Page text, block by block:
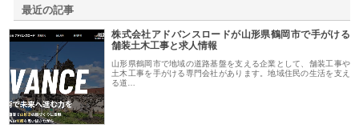
最近の記事
株式会社アドバンスロードが山形県鶴岡市で手がける
舗装土木工事と求人情報
山形県鶴岡市で地域の道路基盤を支える企業として、舗装工事や
土木工事を手がける専門会社があります。地域住民の生活を支え
る道…